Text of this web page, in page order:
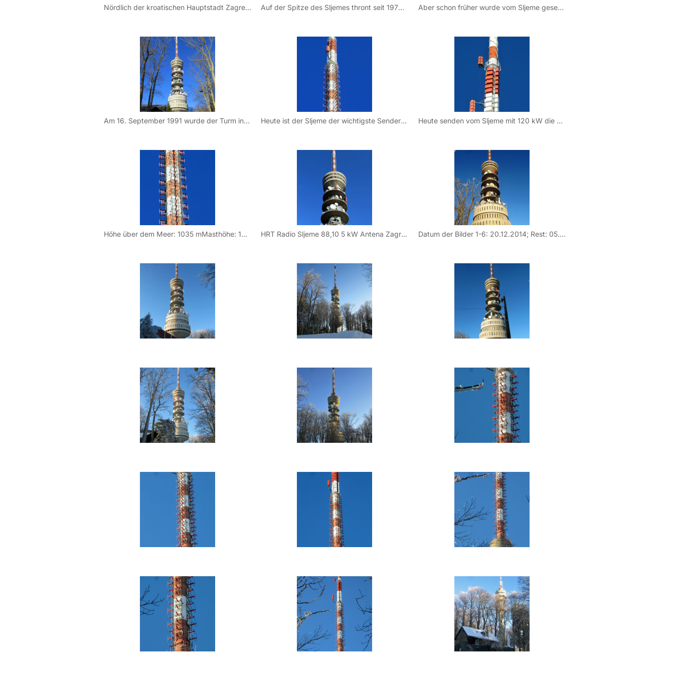
Nördlich der kroatischen Hauptstadt Zagreb befindet sich ein Gebirge, das Medvenica (kroatisch Bär) , das mit dem Sljeme seinen höchsten Punkt erreicht. Oft meint man mit dem ganzen Gebirge auch den Sljeme, eine weitere Bezeichnung ist “Zagrebacka gora” (Zagreber Bergland). Auf der Spitze des Sljemes thront seit 1973 ein mächtiger Senderturm ( kroatisch: tv toranj ) des kroatischen HRT (bzw. früher des Jugoslawischen Fernsehens). Aber schon früher wurde vom Sljeme gesendet: Bereits am 15. Mai 1956 wurde vom Sljeme, damals noch am Dach des Tomislav Dom Hotel, das erste Fernsehprogramm ausgesendet. Man strahlte zu diesem Zeitpunkt jedoch das Programm “RAI 1” aus, da Jugoslawien zu dieser Zeit noch kein eigenes Programm anbot. 1957 begann am Sljeme auch das Zeitalter des UKW Funkes, denn hier wurde erstmals ein UKW Programm vom Sljeme gesendet.
Am 16. September 1991 wurde der Turm infolge des Kroatien-Krieges beschädigt, sodass kurzzeitig nicht gesendet wurde. In den nachfolgenden Jahren wurden diese Schäden repariert. Heute ist der Sljeme der wichtigste Sender Kroatiens. Mit der Turmhöhe von 169 m vom etwa 1000 Meter hohen Sljeme, versorgt er sehr weite Gebiete. Heute senden vom Sljeme mit 120 kW die Programme des öffentlich-rechtlichen HRT (HRT HR 1, HRT HR 2) und bis vor einigen Jahren auch HRT HR 3. Diese Frequenz wanderte dann jedoch an das private Radio 101, das seitdem auf der Frequenz 101.0 ebenfalls mit 120 kW sendet. Außerdem wird das HKR – Hrvatski Katoliki Radio ebenfalls mit 120 kW verbreitet.
Höhe über dem Meer: 1035 mMasthöhe: 169 mKoordinaten: 15° 56′ 53″ Ost / 45° 53′ 58″ Nord HRT Radio Sljeme 88,10 5 kW Antena Zagreb 89,70 4,9 kW HRT HR 1 92,10 120 kW HRT HR 2 98,50 120 KW RADIO 101 101.00 120 kW HKR – Hrvatski Katoliki Radio 103,50 120 kW Datum der Bilder 1-6: 20.12.2014; Rest: 05.03.2011